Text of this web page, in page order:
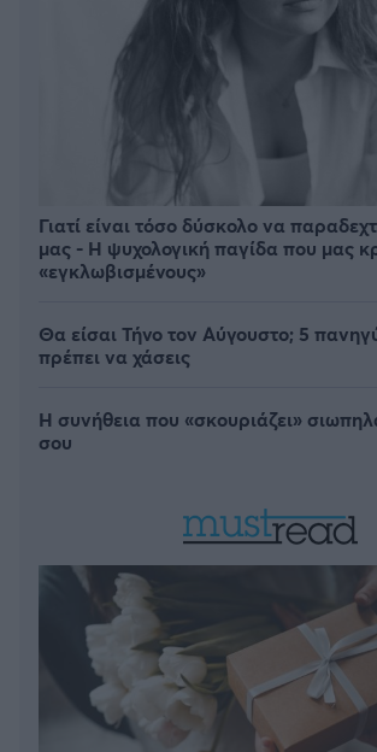
Γιατί είναι τόσο δύσκολο να
μας - Η ψυχολογική παγίδα που μας
«εγκλωβισμένους»
Θα είσαι Τήνο τον Αύγουστο; 5
πρέπει να χάσεις
Η συνήθεια που «σκουριάζει»
σου